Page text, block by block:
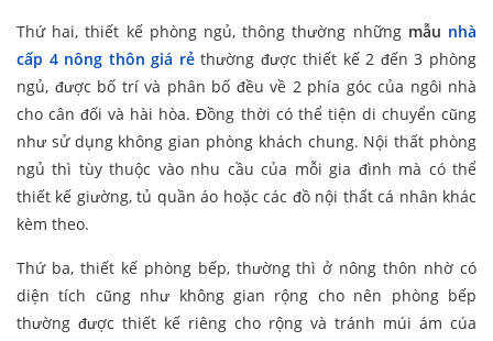
Thứ hai, thiết kế phòng ngủ, thông thường những mẫu nhà
cấp 4 nông thôn giá rẻthường được thiết kế 2 đến 3 phòng
ngủ, được bố trí và phân bố đều về 2 phía góc của ngôi nhà
cho cân đối và hài hòa. Đồng thời có thể tiện di chuyển cũng
như sử dụng không gian phòng khách chung. Nội thất phòng
ngủ thì tùy thuộc vào nhu cầu của mỗi gia đình mà có thể
thiết kế giường, tủ quần áo hoặc các đồ nội thất cá nhân khác
kèm theo.
Thứ ba, thiết kế phòng bếp, thường thì ở nông thôn nhờ có
diện tích cũng như không gian rộng cho nên phòng bếp
thường được thiết kế riêng cho rộng và tránh múi ám cúa